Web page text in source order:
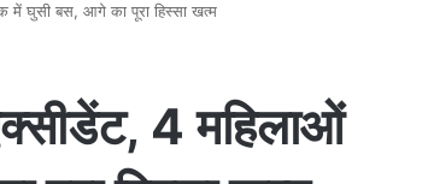
में घुसी बस, आगे का पूरा हिस्सा खत्म
4 महिलाओं